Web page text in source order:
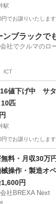
駅
でお譲りいたしま
井駅 その他
ンブラックで
社でクルマのロ
ICT
16値下げ中 サ
匹
駅
でお譲りいたしま
井駅 その他
料・月収30万
操作・製造オ
円
社BREXA Next